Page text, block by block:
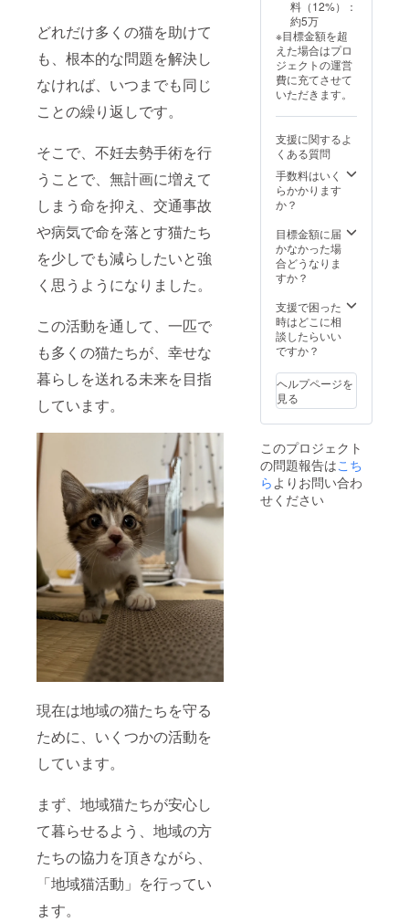
どれだけ多くの猫を助けて
も、根本的な問題を解決し
なければ、いつまでも同じ
ことの繰り返しです。
そこで、不妊去勢手術を行
うことで、無計画に増えて
しまう命を抑え、交通事故
や病気で命を落とす猫たち
を少しでも減らしたいと強
く思うようになりました。
この活動を通して、一匹で
も多くの猫たちが、幸せな
暮らしを送れる未来を目指
しています。
現在は地域の猫たちを守る
ために、いくつかの活動を
しています。
まず、地域猫たちが安心し
て暮らせるよう、地域の方
たちの協力を頂きながら、
「地域猫活動」を行ってい
ます。
料（12%）：
約5万
※目標金額を超
えた場合はプロ
ジェクトの運営
費に充てさせて
いただきます。
支援に関するよ
くある質問
手数料はいく
らかかります
か？
目標金額に届
かなかった場
合どうなりま
すか？
支援で困った
時はどこに相
談したらいい
ですか？
ヘルプページを
見る
このプロジェクト
の問題報告はこち
ら よりお問い合わ
せください